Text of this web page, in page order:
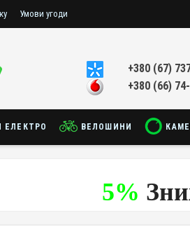
Умови угоди
+380 (67)
+380 (66)
ЕЛЕКТРО ВЕЛОШИНИ
5%